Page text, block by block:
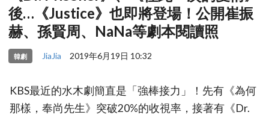
後…《Justice》也即將登場！公開崔振
赫、孫賢周、NaNa等劇本閱讀照
韓劇 JiaJia 2019年6月19日 10:32
KBS最近的水木劇簡直是「強棒接力」！先有《為何
那樣，奉尚先生》突破20%的收視率，接著有《Dr.